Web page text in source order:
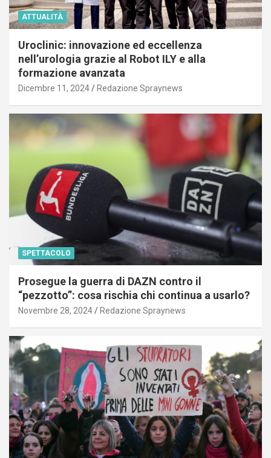
ATTUALITÀ
Uroclinic: innovazione ed eccellenza
nell’urologia grazie al Robot ILY e alla
formazione avanzata
Dicembre 11, 2024 Redazione Spraynews
SPETTACOLO
Prosegue la guerra di DAZN contro il
“pezzotto”: cosa rischia chi continua a usarlo?
Novembre 28, 2024 Redazione Spraynews